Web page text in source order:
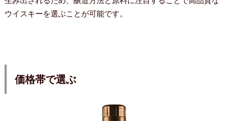
ウイスキーを選ぶことが可能です。
価格帯で選ぶ